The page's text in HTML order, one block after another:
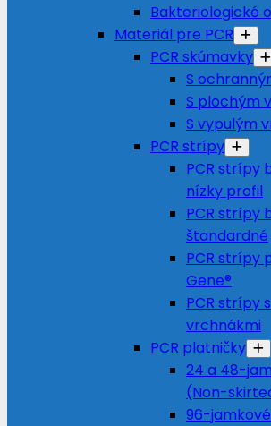
Bakteriologické
Materiál pre PCR
PCR skúmavky
S
S plochým
S vypulým
PCR strípy
PCR strípy
nízky profil
PCR strípy
štandardné
PCR strípy
Gene®
PCR strípy
vrchnákmi
PCR platničky
24 a 48-
(Non-
96-